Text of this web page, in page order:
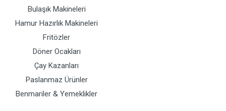
Bulaşık Makineleri
Hamur Hazırlık Makineleri
Fritözler
Döner Ocakları
Çay Kazanları
Paslanmaz Ürünler
Benmariler & Yemeklikler